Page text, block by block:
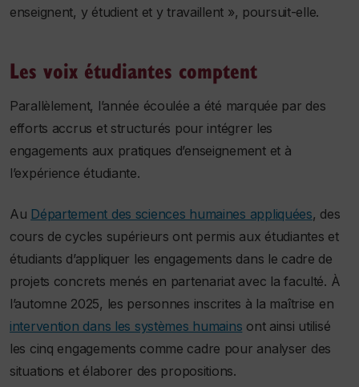
enseignent, y étudient et y travaillent », poursuit-elle.
Les voix étudiantes comptent
Parallèlement, l’année écoulée a été marquée par des
efforts accrus et structurés pour intégrer les
engagements aux pratiques d’enseignement et à
l’expérience étudiante.
Au Département des sciences humaines appliquées, des
cours de cycles supérieurs ont permis aux étudiantes et
étudiants d’appliquer les engagements dans le cadre de
projets concrets menés en partenariat avec la faculté. À
l’automne 2025, les personnes inscrites à la maîtrise en
intervention dans les systèmes humains ont ainsi utilisé
les cinq engagements comme cadre pour analyser des
situations et élaborer des propositions.